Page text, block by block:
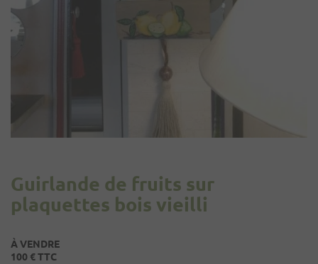
Guirlande de fruits sur
plaquettes bois vieilli
À VENDRE
100 € TTC